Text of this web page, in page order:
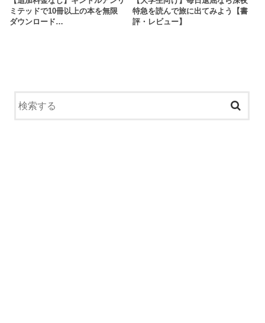
ミテッドで10冊以上の本を無限
ダウンロード…
特急を読んで旅に出てみよう【書
評・レビュー】